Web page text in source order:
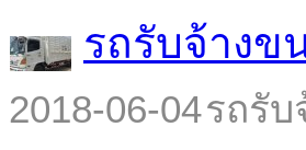
รถรับจ้างข
2018-06-04รถรับ